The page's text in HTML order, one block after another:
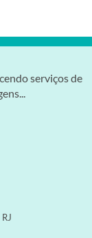
serviços de